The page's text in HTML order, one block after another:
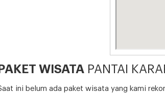
PAKET WISATA PANTAI
ini belum ada paket wisata yang kami